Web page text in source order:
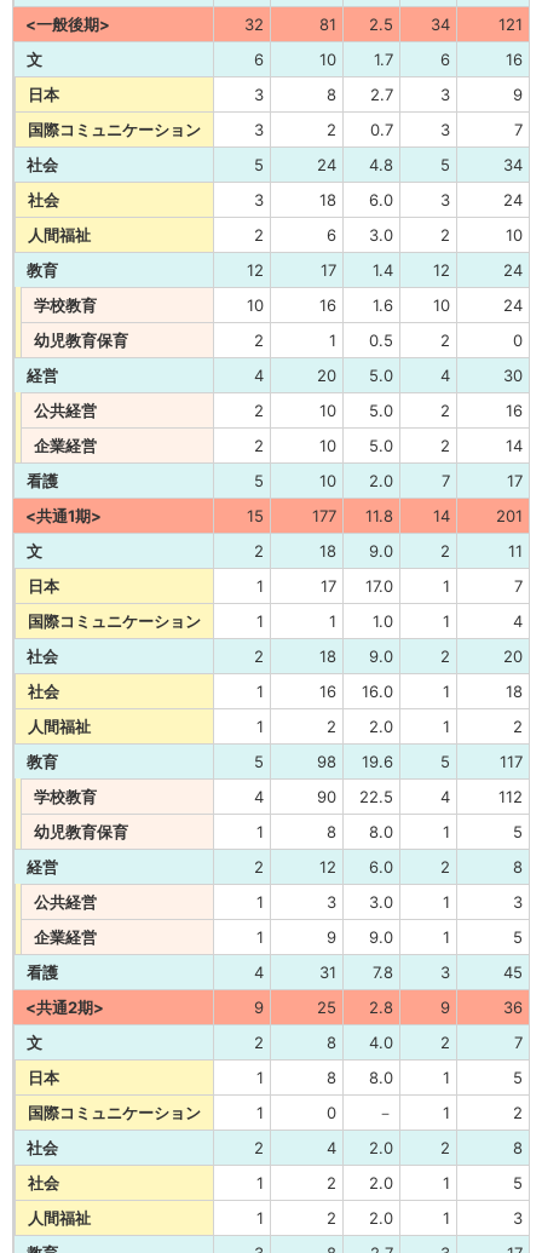
<一般後期>
32 81 2.5 34
121
文
6 10 1.7 6
16
日本
3 8 2.7 3
9
国際コミュニケーション
3 2 0.7 3
7
社会
5 24 4.8 5
34
社会
3 18 6.0 3
24
人間福祉
2 6 3.0 2
10
教育
12 17 1.4 12
24
学校教育
10 16 1.6 10
24
幼児教育保育
2 1 0.5 2
0
経営
4 20 5.0 4
30
公共経営
2 10 5.0 2
16
企業経営
2 10 5.0 2
14
看護
5 10 2.0 7
17
<共通1期>
15 177 11.8 14
201
文
2 18 9.0 2
11
日本
1 17 17.0 1
7
国際コミュニケーション
1 1 1.0 1
4
社会
2 18 9.0 2
20
社会
1 16 16.0 1
18
人間福祉
1 2 2.0 1
2
教育
5 98 19.6 5
117
学校教育
4 90 22.5 4
112
幼児教育保育
1 8 8.0 1
5
経営
2 12 6.0 2
8
公共経営
1 3 3.0 1
3
企業経営
1 9 9.0 1
5
看護
4 31 7.8 3
45
<共通2期>
9 25 2.8 9
36
文
2 8 4.0 2
7
日本
1 8 8.0 1
5
国際コミュニケーション
1 0 － 1
2
社会
2 4 2.0 2
8
社会
1 2 2.0 1
5
人間福祉
1 2 2.0 1
3